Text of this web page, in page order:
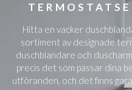
Hitta en vacker
sortiment av designade
duschblandare och
precis det som passar dina
utföranden, och det finns